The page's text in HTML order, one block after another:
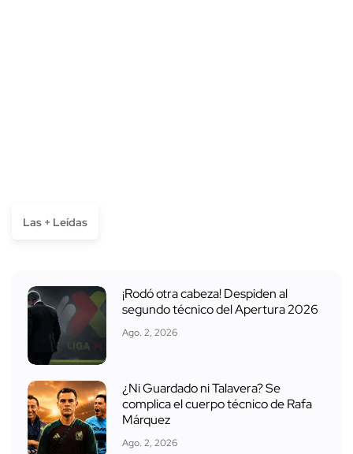
Las + Leídas
¡Rodó otra cabeza! Despiden al
segundo técnico del Apertura 2026
Ago. 2, 2026
¿Ni Guardado ni Talavera? Se
complica el cuerpo técnico de Rafa
Márquez
Ago. 2, 2026